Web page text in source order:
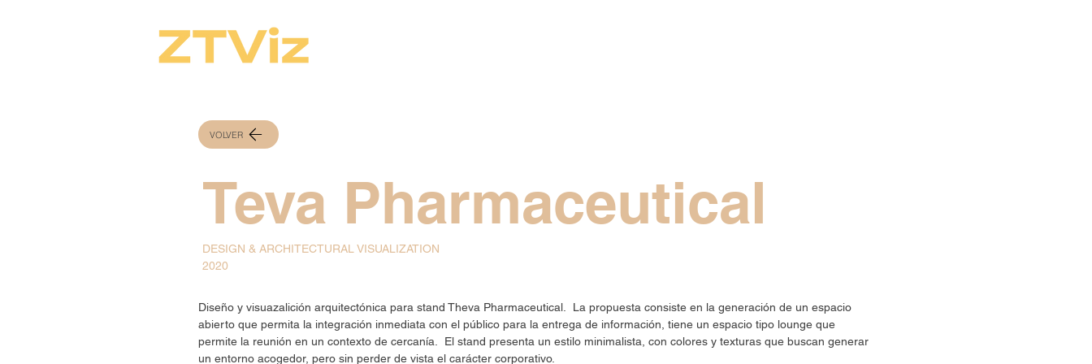
VOLVER
Teva Pharmaceutical
DESIGN & ARCHITECTURAL VISUALIZATION
2020
Diseño y visuazalición arquitectónica para stand Theva Pharmaceutical. La propuesta consiste en la generación de un espacio
abierto que permita la integración inmediata con el público para la entrega de información, tiene un espacio tipo lounge que
permite la reunión en un contexto de cercanía. El stand presenta un estilo minimalista, con colores y texturas que buscan generar
un entorno acogedor, pero sin perder de vista el carácter corporativo.